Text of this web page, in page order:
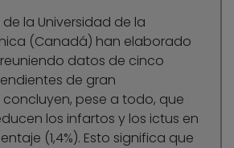
la Universidad de la
(Canadá) han elaborado
datos de cinco
de gran
pese a todo, que
los infartos y los ictus en
(1,4%). Esto significa que